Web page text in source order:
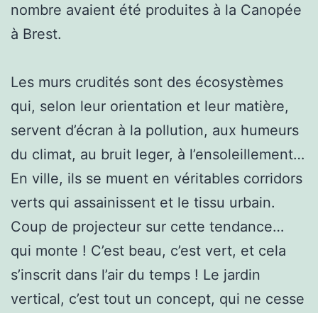
nombre avaient été produites à la Canopée
à Brest.
Les murs crudités sont des écosystèmes
qui, selon leur orientation et leur matière,
servent d’écran à la pollution, aux humeurs
du climat, au bruit leger, à l’ensoleillement…
En ville, ils se muent en véritables corridors
verts qui assainissent et le tissu urbain.
Coup de projecteur sur cette tendance…
qui monte ! C’est beau, c’est vert, et cela
s’inscrit dans l’air du temps ! Le jardin
vertical, c’est tout un concept, qui ne cesse